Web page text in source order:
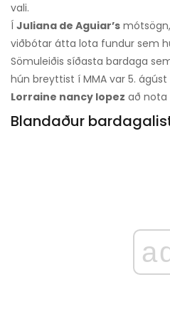
vali.
Í Juliana de Aguiar’s
viðbótar átta lota fundur sem
Sömuleiðis síðasta bardaga
hún breyttist í MMA var 5.
Lorraine nancy lopez að nota
Blandaður